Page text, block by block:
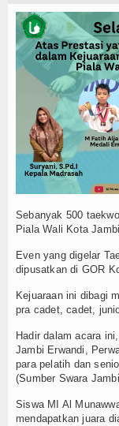
Kenali Kota Jambi
Kota Jambi
Kelas IX Angkatan
Kenali Kota Jambi
Kota Jambi
Kelas IX Angkatan
Sebanyak 500
Piala Wali Kota
Even yang digelar
dipusatkan di GOR
Kejuaraan ini dibagi
pra cadet, cadet,
Hadir dalam acara
Jambi Erwandi,
para pelatih dan
(Sumber Swara
Siswa MI Al
mendapatkan juara